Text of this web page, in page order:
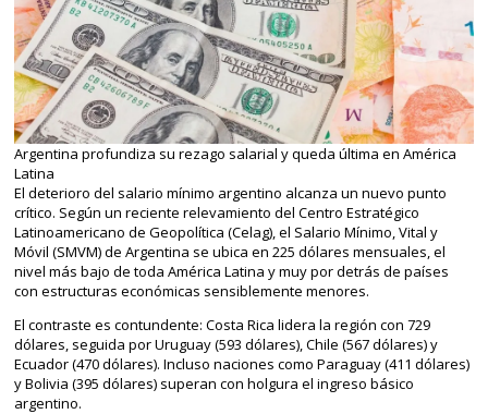
Argentina profundiza su rezago salarial y queda última en América
Latina
El deterioro del salario mínimo argentino alcanza un nuevo punto
crítico. Según un reciente relevamiento del Centro Estratégico
Latinoamericano de Geopolítica (Celag), el Salario Mínimo, Vital y
Móvil (SMVM) de Argentina se ubica en 225 dólares mensuales, el
nivel más bajo de toda América Latina y muy por detrás de países
con estructuras económicas sensiblemente menores.
El contraste es contundente: Costa Rica lidera la región con 729
dólares, seguida por Uruguay (593 dólares), Chile (567 dólares) y
Ecuador (470 dólares). Incluso naciones como Paraguay (411 dólares)
y Bolivia (395 dólares) superan con holgura el ingreso básico
argentino.